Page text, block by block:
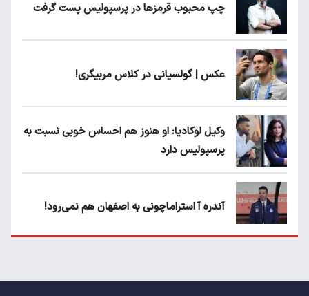
چپ محبوب قرمزها در پرسپولیس پست گرفت
عکس | گولسیانی در کلاس مربیگری!
وکیل لوکادیا: او هنوز هم احساس خوبی نسبت به
پرسپولیس دارد
آندره آ استراماچونی به اصفهان هم نمی‌رود!
حسن روی هوا!